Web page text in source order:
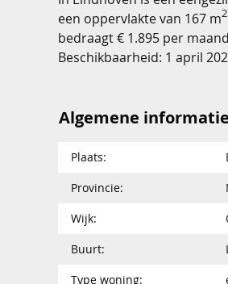
een oppervlakte van 167 m2
bedraagt € 1.895 per
Beschikbaarheid: 1 april
Algemene informatie
Plaats:
Provincie:
Wijk:
Buurt:
Type woning: